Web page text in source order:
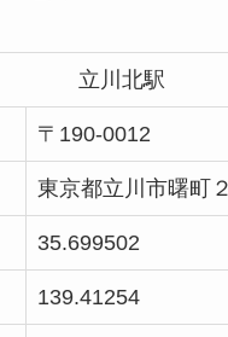
立川北駅
〒190-0012
東京都立川市曙町
35.699502
139.41254